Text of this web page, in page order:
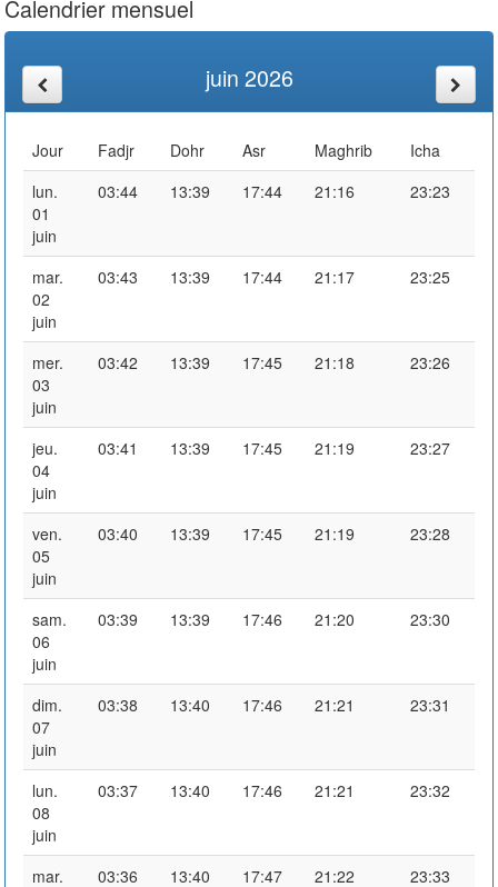
Calendrier mensuel
juin 2026
Jour Fadjr Dohr Asr Maghrib
Icha
lun.
01
juin
03:44 13:39 17:44 21:16 23:23
mar.
02
juin
03:43 13:39 17:44 21:17 23:25
mer.
03
juin
03:42 13:39 17:45 21:18 23:26
jeu.
04
juin
03:41 13:39 17:45 21:19 23:27
ven.
05
juin
03:40 13:39 17:45 21:19 23:28
sam.
06
juin
03:39 13:39 17:46 21:20 23:30
dim.
07
juin
03:38 13:40 17:46 21:21 23:31
lun.
08
juin
03:37 13:40 17:46 21:21 23:32
mar.
03:36 13:40 17:47 21:22 23:33